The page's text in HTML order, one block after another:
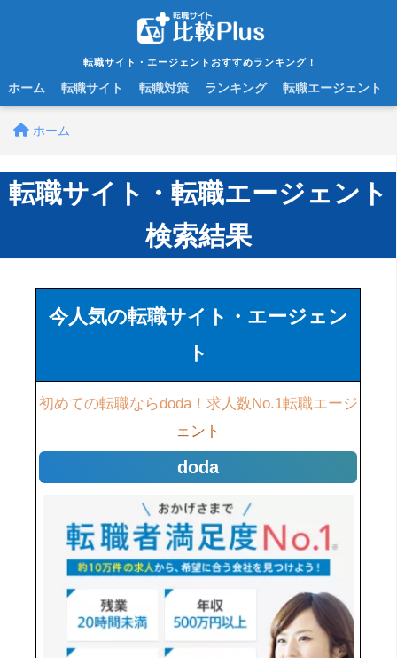
転職サイト・エージェントおすすめランキング！
ホーム 転職サイト 転職対策 ランキング 転職エージェント
ホーム
転職サイト・転職エージェント
検索結果
今人気の転職サイト・エージェン
ト
初めての転職ならdoda！求人数No.1転職エージ
ェント
doda